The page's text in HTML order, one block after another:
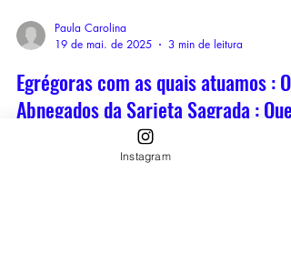
mas, que despertaram uma chama de verdade nua
crua, autenticidade e ruptura de padrões
Paula Carolina
19 de mai. de 2025
3 min de leitura
Egrégoras com as quais atuamos : Os
Abnegados da Sarjeta Sagrada :
Inicio essa série com uma das egrégoras que,
Instagram